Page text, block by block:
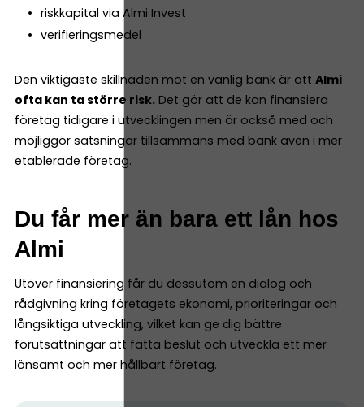
riskkapital via Almi Invest
verifieringsmedel
Den viktigaste skillnaden mot en vanlig bank är att Almi
ofta kan ta större risk. Det gör att de kan finansiera
företag tidigare i utvecklingen men är också med och
möjliggör satsningar tillsammans med bank även i mer
etablerade företag.
Du får mer än bara ett lån hos
Almi
Utöver finansiering får du dessutom en dialog och
rådgivning kring företagets ekonomi, prioriteringar och
långsiktiga utveckling, vilket kan ge dig bättre
förutsättningar att fatta beslut och utveckla ett mer
lönsamt och mer hållbart företag.